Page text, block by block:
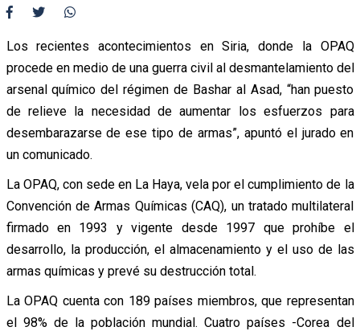
Los recientes acontecimientos en Siria, donde la OPAQ
procede en medio de una guerra civil al desmantelamiento del
arsenal químico del régimen de Bashar al Asad, “han puesto
de relieve la necesidad de aumentar los esfuerzos para
desembarazarse de ese tipo de armas”, apuntó el jurado en
un comunicado.
La OPAQ, con sede en La Haya, vela por el cumplimiento de la
Convención de Armas Químicas (CAQ), un tratado multilateral
firmado en 1993 y vigente desde 1997 que prohíbe el
desarrollo, la producción, el almacenamiento y el uso de las
armas químicas y prevé su destrucción total.
La OPAQ cuenta con 189 países miembros, que representan
el 98% de la población mundial. Cuatro países -Corea del